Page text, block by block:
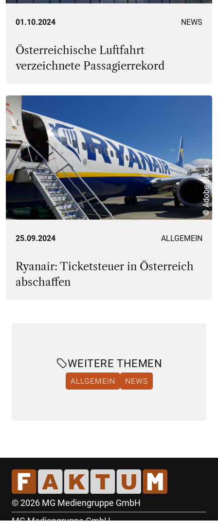
01.10.2024 NEWS
Österreichische Luftfahrt
verzeichnete Passagierrekord
© Adobe Stock
25.09.2024 ALLGEMEIN
Ryanair: Ticketsteuer in Österreich
abschaffen
WEITERE THEMEN
ALLGEMEIN NEWS
© 2026 MG Mediengruppe GmbH